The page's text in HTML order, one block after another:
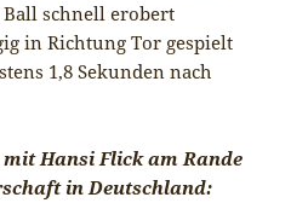
schnell erobert
in Richtung Tor gespielt
1,8 Sekunden nach
Hansi Flick am Rande
in Deutschland: